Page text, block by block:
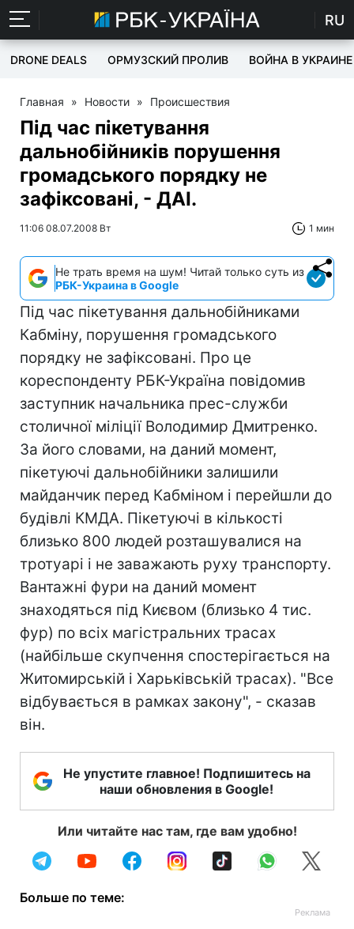
RU
DRONE DEALS ОРМУЗСКИЙ ПРОЛИВ ВОЙНА В УКРАИНЕ
Главная » Новости » Происшествия
Під час пікетування
дальнобійників порушення
громадського порядку не
зафіксовані, - ДАІ.
11:06 08.07.2008 Вт 1 мин
Не трать время на шум! Читай только суть из
РБК-Украина в Google
Під час пікетування дальнобійниками
Кабміну, порушення громадського
порядку не зафіксовані. Про це
кореспонденту РБК-Україна повідомив
заступник начальника прес-служби
столичної міліції Володимир Дмитренко.
За його словами, на даний момент,
пікетуючі дальнобійники залишили
майданчик перед Кабміном і перейшли до
будівлі КМДА. Пікетуючі в кількості
близько 800 людей розташувалися на
тротуарі і не заважають руху транспорту.
Вантажні фури на даний момент
знаходяться під Києвом (близько 4 тис.
фур) по всіх магістральних трасах
(найбільше скупчення спостерігається на
Житомирській і Харьківській трасах). "Все
відбувається в рамках закону", - сказав
він.
Не упустите главное! Подпишитесь на
наши обновления в Google!
Или читайте нас там, где вам удобно!
Больше по теме: